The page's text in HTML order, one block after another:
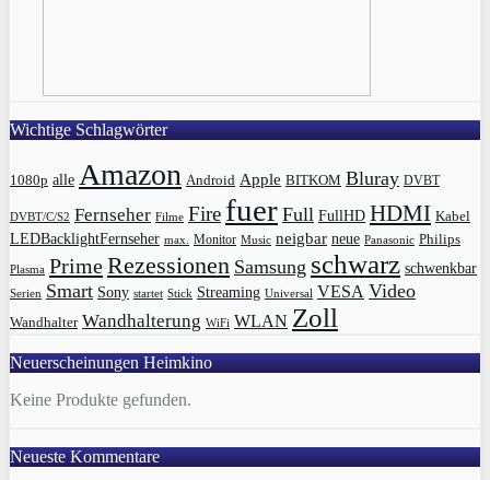
Wichtige Schlagwörter
1080p alle Amazon Android Apple BITKOM Bluray DVBT
DVBT/C/S2 Fernseher Filme Fire fuer Full FullHD HDMI Kabel
LEDBacklightFernseher max. Monitor Music neigbar neue Panasonic Philips
Plasma PrimeRezessionen Samsung schwarz schwenkbar
Serien Smart Sony startet Stick Streaming Universal VESA Video
Wandhalter Wandhalterung WiFi WLAN Zoll
Neuerscheinungen Heimkino
Keine Produkte gefunden.
Neueste Kommentare